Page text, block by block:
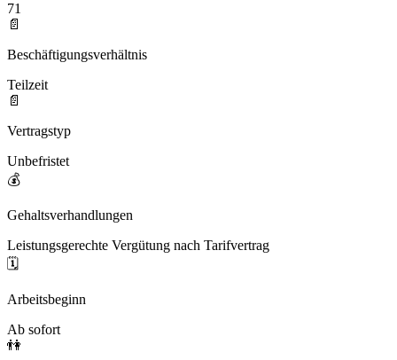
71
📄
Beschäftigungsverhältnis
Teilzeit
📄
Vertragstyp
Unbefristet
💰
Gehaltsverhandlungen
Leistungsgerechte Vergütung nach Tarifvertrag
🗓️
Arbeitsbeginn
Ab sofort
👫